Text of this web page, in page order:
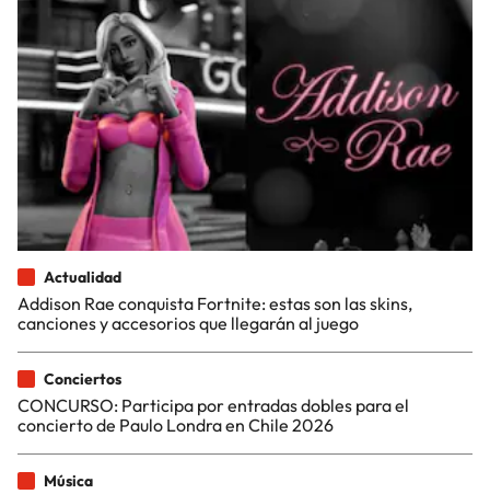
Actualidad
Addison Rae conquista Fortnite: estas son las skins,
canciones y accesorios que llegarán al juego
Conciertos
CONCURSO: Participa por entradas dobles para el
concierto de Paulo Londra en Chile 2026
Música